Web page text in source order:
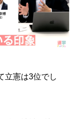
立憲は3位でし